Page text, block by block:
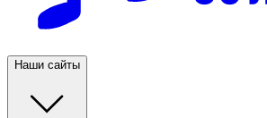
Наши сайты